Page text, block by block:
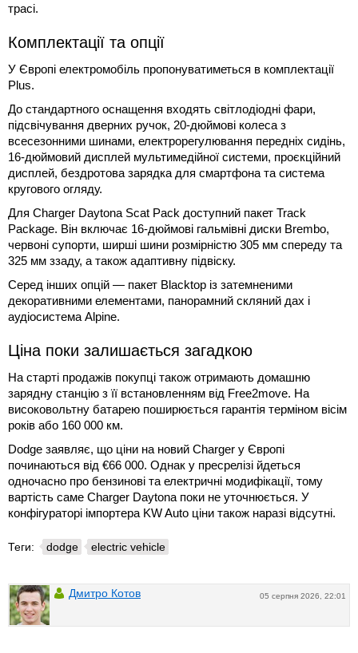
трасі.
Комплектації та опції
У Європі електромобіль пропонуватиметься в комплектації
Plus.
До стандартного оснащення входять світлодіодні фари,
підсвічування дверних ручок, 20-дюймові колеса з
всесезонними шинами, електрорегулювання передніх сидінь,
16-дюймовий дисплей мультимедійної системи, проєкційний
дисплей, бездротова зарядка для смартфона та система
кругового огляду.
Для Charger Daytona Scat Pack доступний пакет Track
Package. Він включає 16-дюймові гальмівні диски Brembo,
червоні супорти, ширші шини розмірністю 305 мм спереду та
325 мм ззаду, а також адаптивну підвіску.
Серед інших опцій — пакет Blacktop із затемненими
декоративними елементами, панорамний скляний дах і
аудіосистема Alpine.
Ціна поки залишається загадкою
На старті продажів покупці також отримають домашню
зарядну станцію з її встановленням від Free2move. На
високовольтну батарею поширюється гарантія терміном вісім
років або 160 000 км.
Dodge заявляє, що ціни на новий Charger у Європі
починаються від €66 000. Однак у пресрелізі йдеться
одночасно про бензинові та електричні модифікації, тому
вартість саме Charger Daytona поки не уточнюється. У
конфігураторі імпортера KW Auto ціни також наразі відсутні.
Теги: dodge electric vehicle
05 серпня 2026, 22:01
Дмитро Котов